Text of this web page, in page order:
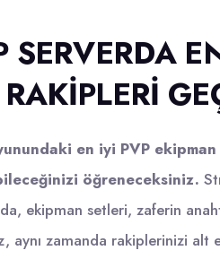
SERVERDA
en iyi PVP
öğreneceksiniz.
ekipman setleri, zaferin
aynı zamanda rakiplerinizi